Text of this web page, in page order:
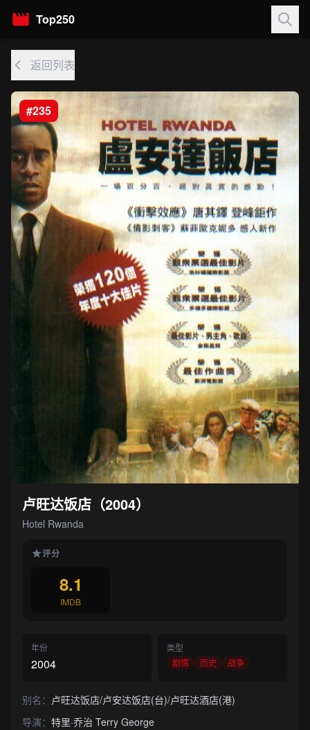
Top250
返回列表
#235
卢旺达饭店（2004）
Hotel Rwanda
评分
8.1
IMDB
年份
2004
类型
剧情
历史 战争
别名： 卢旺达饭店/卢安达饭店(台)/卢旺达酒店(港)
导演： 特里·乔治 Terry George